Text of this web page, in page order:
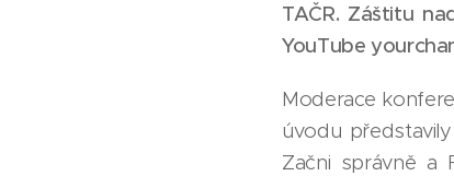
TAČR. Záštitu
YouTube
Moderace
úvodu
Začni správně a